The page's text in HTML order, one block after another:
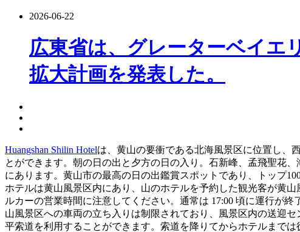
2026-06-22
広東省は、グレーターベイエ
拡大計画を発表した。
Huangshan Shilin Hotelは、黄山の要衝である北海風景区に位置し、
とができます。朝の日の出と夕方の日の入り。石新峰、孟飛聖花
にあります。黄山市の最高の日の出鑑賞スポットであり、トップ
ホテルは黄山風景区内にあり、山のホテルを予約した観光客が黄
ルカーの営業時間に注意してください。通常は 17:00 頃に運行が
山風景区への車両の立ち入りは制限されており、風景区内の送迎
平索道を利用することができます。索道を降りてからホテルまでは